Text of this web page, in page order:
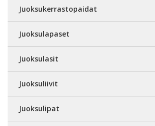
Juoksukerrastopaidat
Juoksulapaset
Juoksulasit
Juoksuliivit
Juoksulipat